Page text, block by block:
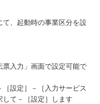
て、起動時の事業区分を設
入力」画面で設定可能で
［設定］－［入力サービス
て－［設定］します